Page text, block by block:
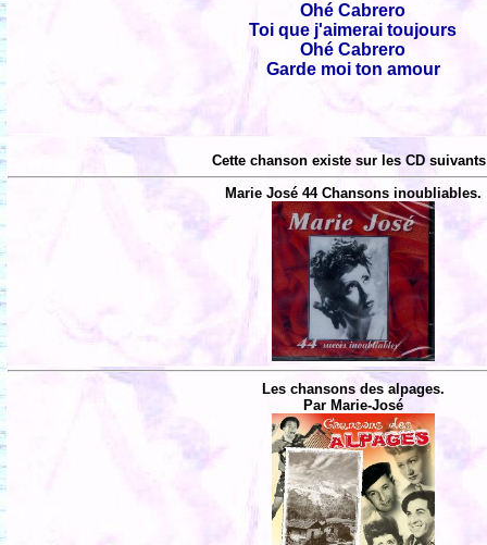
Ohé Cabrero
Toi que j'aimerai toujours
Ohé Cabrero
Garde moi ton amour
Cette chanson existe sur les CD
Marie José 44 Chansons inoubliables.
Les chansons des alpages.
Par Marie-José